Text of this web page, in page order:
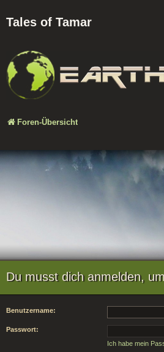
Tales of Tamar
Foren-Übersicht
Du musst dich anmelden,
Benutzername:
Passwort:
Ich habe mein